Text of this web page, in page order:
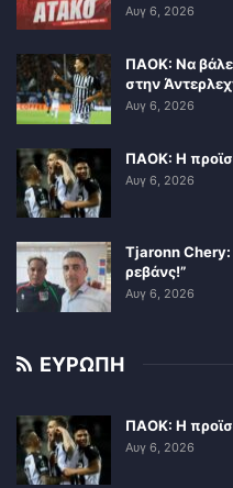
Αυγ 6, 2026
ΠΑΟΚ: Να
στην
Αυγ 6, 2026
ΠΑΟΚ: Η
Αυγ 6, 2026
Tjaronn Chery:
ρεβάνς!”
Αυγ 6, 2026
ΕΥΡΩΠΗ
ΠΑΟΚ: Η
Αυγ 6, 2026